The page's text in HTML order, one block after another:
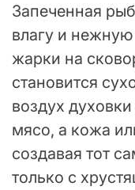
Запеченная
влагу и нежную
жарки на
становится
воздух
мясо, а кожа
создавая тот
только с